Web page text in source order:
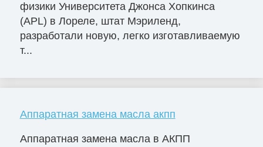
физики Университета Джонса Хопкинса
(APL) в Лореле, штат Мэриленд,
разработали новую, легко изготавливаемую
т...
Аппаратная замена масла акпп
Аппаратная замена масла в АКПП